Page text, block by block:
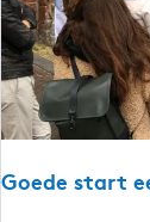
j
e
?
Goede start